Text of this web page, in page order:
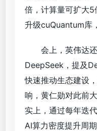
倍，计算量可扩大
升级cuQuantum库
会上，英伟达
DeepSeek，提及
快速推动生态建设
响，黄仁勋对此前
实上，通过每年迭
AI算力密度提升周期